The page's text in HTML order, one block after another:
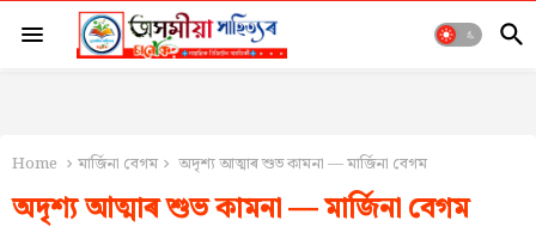
Home মাৰ্জিনা বেগম অদৃশ্য আত্মাৰ শুভ কামনা — মাৰ্জিনা বেগম
অদৃশ্য আত্মাৰ শুভ কামনা — মাৰ্জিনা বেগম